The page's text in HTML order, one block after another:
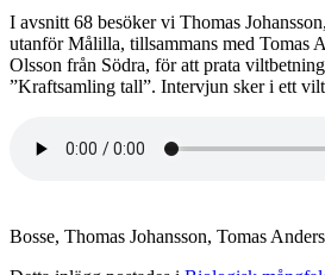
I avsnitt 68 besöker vi Thomas
utanför Målilla, tillsammans med Tomas
Olsson från Södra, för att prata
”Kraftsamling tall”. Intervjun sker i ett
Bosse, Thomas Johansson, Tomas